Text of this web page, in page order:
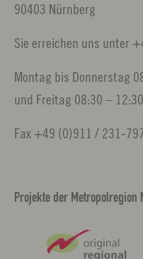
90403 Nürnberg
Sie erreichen uns unter
Montag bis Donnerstag
und Freitag 08:30 –
Fax +49 (0)911 / 231-
Projekte der Metropolregion